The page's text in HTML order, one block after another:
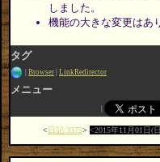
しました。
機能の大きな変更はあ
タグ
Browser LinkRedirector
メニュー
日記:3375 2015年11月01日(